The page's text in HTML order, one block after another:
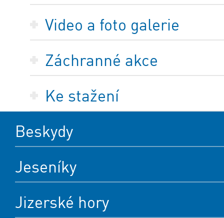
Video a foto galerie
Záchranné akce
Ke stažení
Beskydy
Jeseníky
Jizerské hory